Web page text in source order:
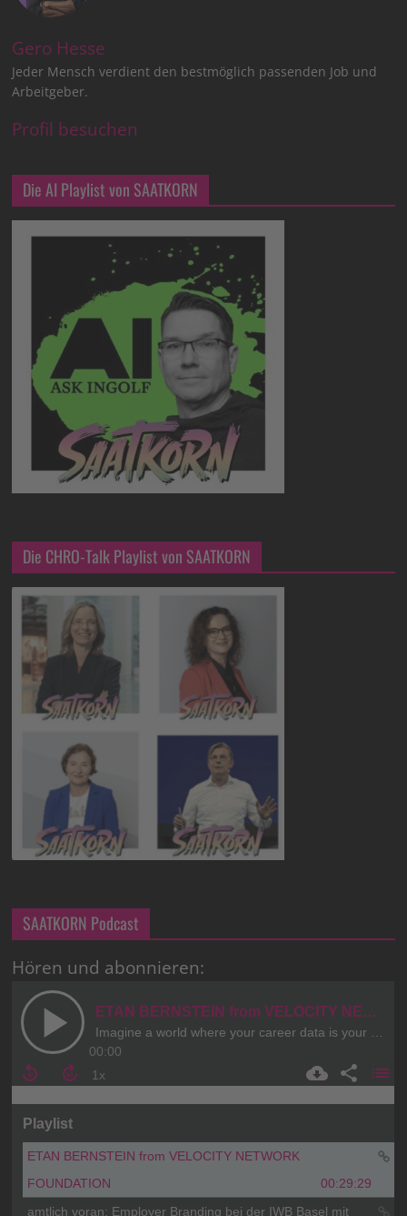
Gero Hesse
Jeder Mensch verdient den bestmöglich passenden Job und
Arbeitgeber.
Profil besuchen
Die AI Playlist von SAATKORN
Die CHRO-Talk Playlist von SAATKORN
SAATKORN Podcast
Hören und abonnieren: